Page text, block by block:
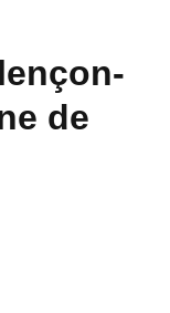
de
fenêtre
In - nouvelle
email - nouvelle